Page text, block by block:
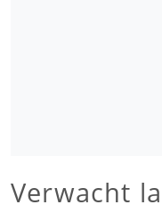
Verwacht